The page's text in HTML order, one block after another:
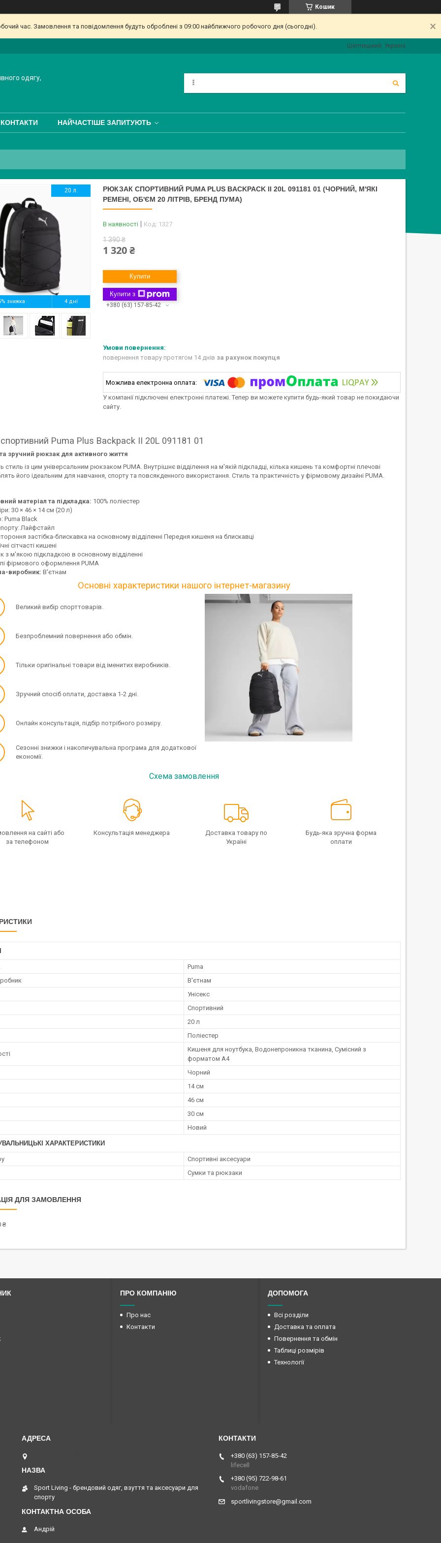
Кошик
час. Замовлення та повідомлення будуть оброблені з 09:00 найближчого робочого дня (сьогодні).
Шептицький, Україна
одягу,
КОНТАКТИ НАЙЧАСТІШЕ ЗАПИТУЮТЬ
4 дні
20 л.
РЮКЗАК СПОРТИВНИЙ PUMA PLUS BACKPACK II 20L 091181 01 (ЧОРНИЙ, М'ЯКІ
РЕМЕНІ, ОБ'ЄМ 20 ЛІТРІВ, БРЕНД ПУМА)
В наявності Код: 1327
1 390 ₴
1 320 ₴
Купити
Купити з
+380 (63) 157-85-42
повернення товару протягом 14 днів за рахунок покупця
У компанії підключені електронні платежі. Тепер ви можете купити будь-який товар не покидаючи
сайту.
Puma Plus Backpack II 20L 091181 01
зручний рюкзак для активного життя
стиль із цим універсальним рюкзаком PUMA. Внутрішнє відділення на м'якій підкладці, кілька кишень та комфортні плечові
його ідеальним для навчання, спорту та повсякденного використання. Стиль та практичність у фірмовому дизайні PUMA.
матеріал та підкладка: 100% поліестер
30 × 46 × 14 см (20 л)
Puma Black
Лайфстайл
застібка-блискавка на основному відділенні Передня кишеня на блискавці
сітчасті кишені
з м'якою підкладкою в основному відділенні
фірмового оформлення PUMA
виробник: В'єтнам
Основні характеристики нашого інтернет-магазину
Великий вибір спорттоварів.
Безпроблемний повернення або обмін.
Тільки оригінальні товари від іменитих виробників.
Зручний спосіб оплати, доставка 1-2 дні.
Онлайн консультація, підбір потрібного розміру.
Сезонні знижки і накопичувальна програма для додаткової
економії.
Схема замовлення
на сайті або
за телефоном
Консультація менеджера
Доставка товару по
Україні
Будь-яка зручна форма
оплати
Puma
В'єтнам
Унісекс
Спортивний
20 л
Поліестер
Кишеня для ноутбука, Водонепроникна тканина, Сумісний з
форматом А4
Чорний
14 см
46 см
30 см
Новий
ХАРАКТЕРИСТИКИ
Спортивні аксесуари
Сумки та рюкзаки
ДЛЯ ЗАМОВЛЕННЯ
₴
ПРО КОМПАНІЮ
Про нас
Контакти
ДОПОМОГА
Всі розділи
Доставка та оплата
Повернення та обмін
Таблиці розмірів
Технології
Sport Living - брендовий одяг, взуття та аксесуари для
спорту
Андрій
+380 (63) 157-85-42
lifecell
+380 (95) 722-98-61
vodafone
sportlivingstore@gmail.com